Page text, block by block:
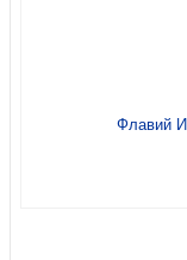
Громова Н.
Флавий